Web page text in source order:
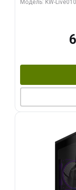
Модель: KW-